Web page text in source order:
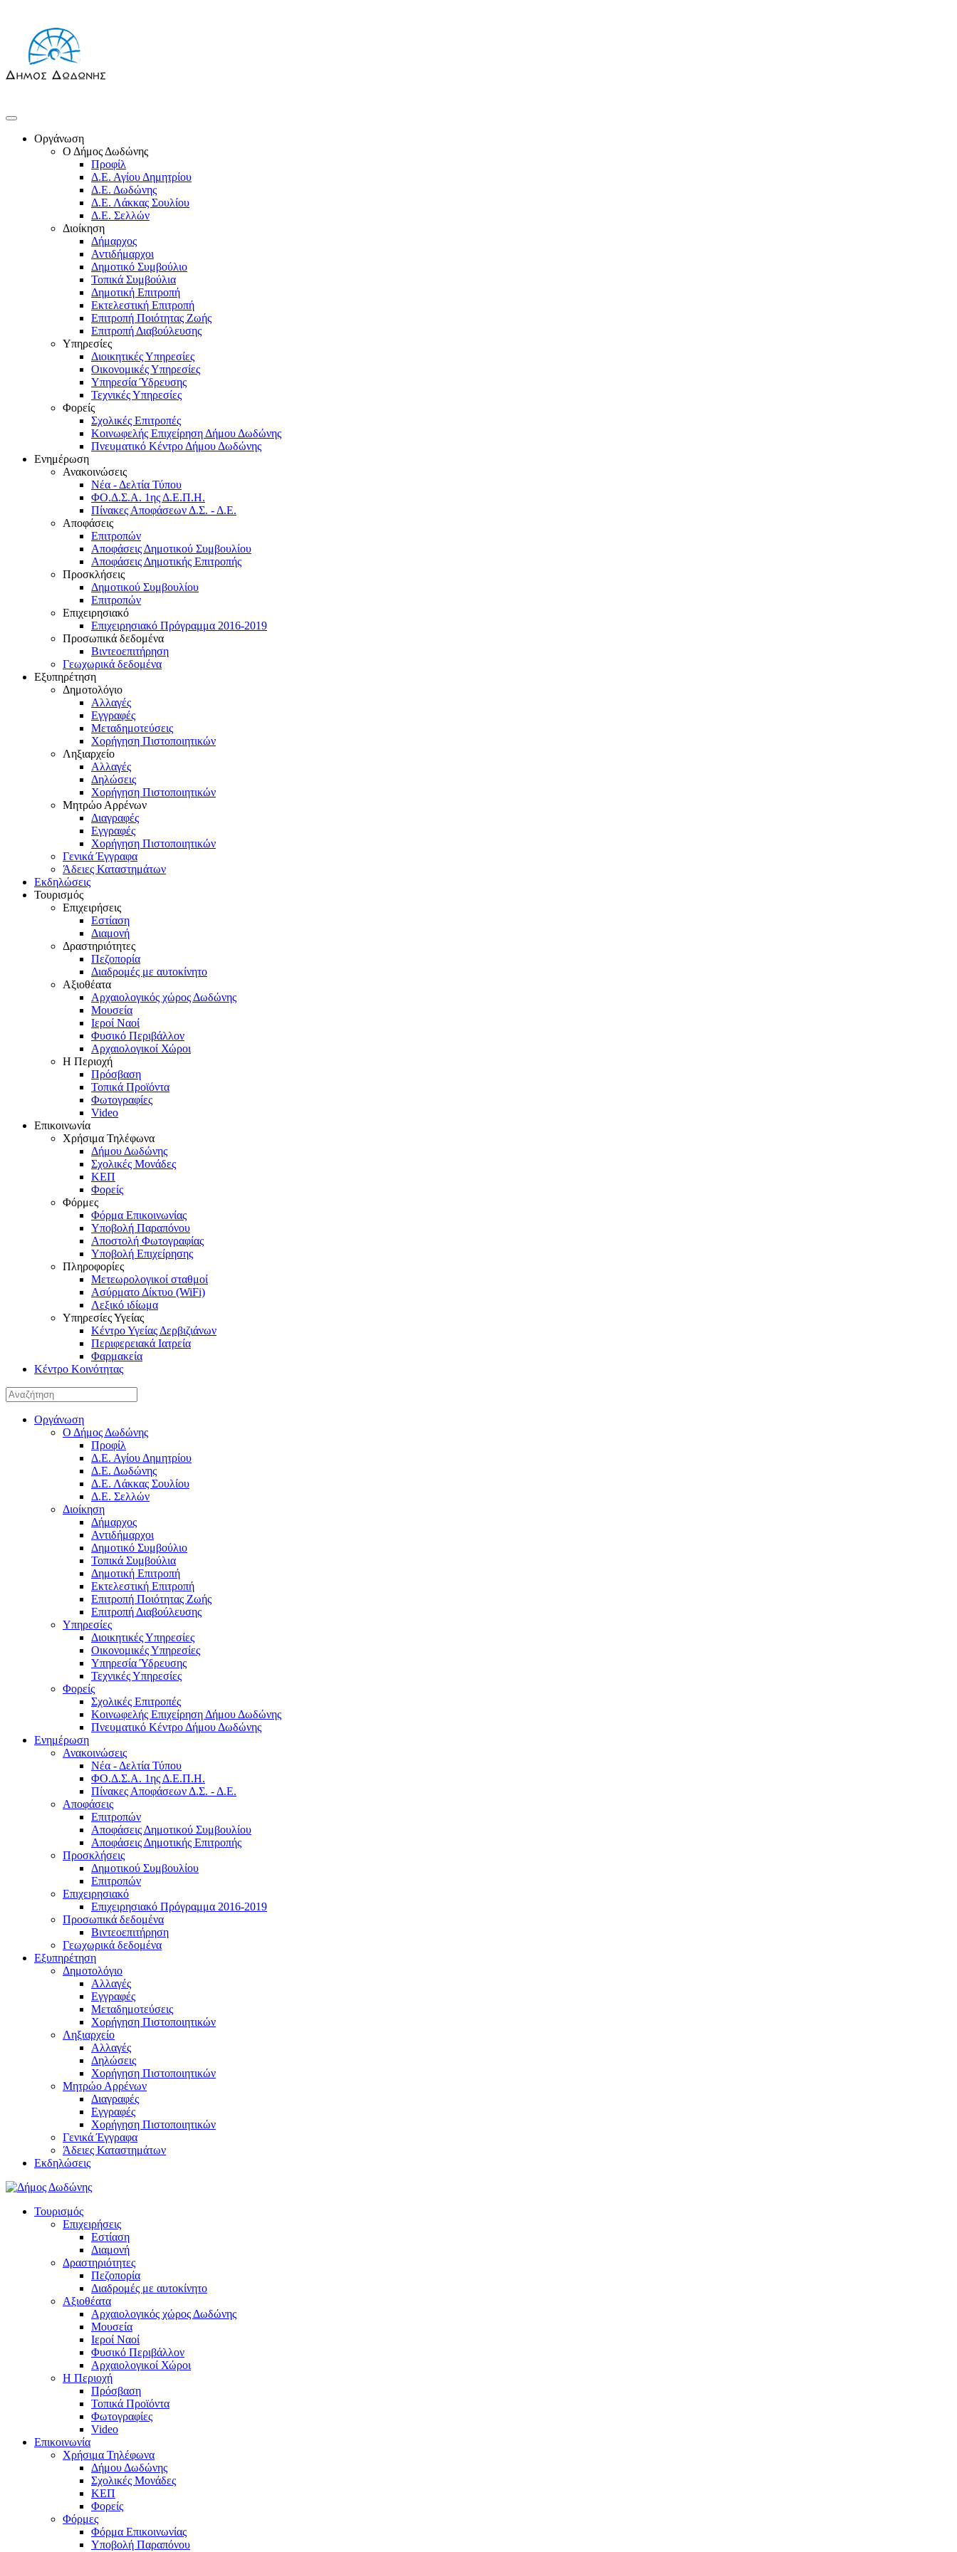
Οργάνωση
Ο Δήμος Δωδώνης
Προφίλ
Δ.Ε. Αγίου Δημητρίου
Δ.Ε. Δωδώνης
Δ.Ε. Λάκκας Σουλίου
Δ.Ε. Σελλών
Διοίκηση
Δήμαρχος
Αντιδήμαρχοι
Δημοτικό Συμβούλιο
Τοπικά Συμβούλια
Δημοτική Επιτροπή
Εκτελεστική Επιτροπή
Επιτροπή Ποιότητας Ζωής
Επιτροπή Διαβούλευσης
Υπηρεσίες
Διοικητικές Υπηρεσίες
Οικονομικές Υπηρεσίες
Υπηρεσία Ύδρευσης
Τεχνικές Υπηρεσίες
Φορείς
Σχολικές Επιτροπές
Κοινωφελής Επιχείρηση Δήμου Δωδώνης
Πνευματικό Κέντρο Δήμου Δωδώνης
Ενημέρωση
Ανακοινώσεις
Νέα - Δελτία Τύπου
ΦΟ.Δ.Σ.Α. 1ης Δ.Ε.Π.Η.
Πίνακες Αποφάσεων Δ.Σ. - Δ.Ε.
Αποφάσεις
Επιτροπών
Αποφάσεις Δημοτικού Συμβουλίου
Αποφάσεις Δημοτικής Επιτροπής
Προσκλήσεις
Δημοτικού Συμβουλίου
Επιτροπών
Επιχειρησιακό
Επιχειρησιακό Πρόγραμμα 2016-2019
Προσωπικά δεδομένα
Βιντεοεπιτήρηση
Γεωχωρικά δεδομένα
Εξυπηρέτηση
Δημοτολόγιο
Αλλαγές
Εγγραφές
Μεταδημοτεύσεις
Χορήγηση Πιστοποιητικών
Ληξιαρχείο
Αλλαγές
Δηλώσεις
Χορήγηση Πιστοποιητικών
Μητρώο Αρρένων
Διαγραφές
Εγγραφές
Χορήγηση Πιστοποιητικών
Γενικά Έγγραφα
Άδειες Καταστημάτων
Εκδηλώσεις
Τουρισμός
Επιχειρήσεις
Εστίαση
Διαμονή
Δραστηριότητες
Πεζοπορία
Διαδρομές με αυτοκίνητο
Αξιοθέατα
Αρχαιολογικός χώρος Δωδώνης
Μουσεία
Ιεροί Ναοί
Φυσικό Περιβάλλον
Αρχαιολογικοί Χώροι
Η Περιοχή
Πρόσβαση
Τοπικά Προϊόντα
Φωτογραφίες
Video
Επικοινωνία
Χρήσιμα Τηλέφωνα
Δήμου Δωδώνης
Σχολικές Μονάδες
ΚΕΠ
Φορείς
Φόρμες
Φόρμα Επικοινωνίας
Υποβολή Παραπόνου
Αποστολή Φωτογραφίας
Υποβολή Επιχείρησης
Πληροφορίες
Μετεωρολογικοί σταθμοί
Ασύρματο Δίκτυο (WiFi)
Λεξικό ιδίωμα
Υπηρεσίες Υγείας
Κέντρο Υγείας Δερβιζιάνων
Περιφερειακά Ιατρεία
Φαρμακεία
Κέντρο Κοινότητας
Οργάνωση
Ο Δήμος Δωδώνης
Προφίλ
Δ.Ε. Αγίου Δημητρίου
Δ.Ε. Δωδώνης
Δ.Ε. Λάκκας Σουλίου
Δ.Ε. Σελλών
Διοίκηση
Δήμαρχος
Αντιδήμαρχοι
Δημοτικό Συμβούλιο
Τοπικά Συμβούλια
Δημοτική Επιτροπή
Εκτελεστική Επιτροπή
Επιτροπή Ποιότητας Ζωής
Επιτροπή Διαβούλευσης
Υπηρεσίες
Διοικητικές Υπηρεσίες
Οικονομικές Υπηρεσίες
Υπηρεσία Ύδρευσης
Τεχνικές Υπηρεσίες
Φορείς
Σχολικές Επιτροπές
Κοινωφελής Επιχείρηση Δήμου Δωδώνης
Πνευματικό Κέντρο Δήμου Δωδώνης
Ενημέρωση
Ανακοινώσεις
Νέα - Δελτία Τύπου
ΦΟ.Δ.Σ.Α. 1ης Δ.Ε.Π.Η.
Πίνακες Αποφάσεων Δ.Σ. - Δ.Ε.
Αποφάσεις
Επιτροπών
Αποφάσεις Δημοτικού Συμβουλίου
Αποφάσεις Δημοτικής Επιτροπής
Προσκλήσεις
Δημοτικού Συμβουλίου
Επιτροπών
Επιχειρησιακό
Επιχειρησιακό Πρόγραμμα 2016-2019
Προσωπικά δεδομένα
Βιντεοεπιτήρηση
Γεωχωρικά δεδομένα
Εξυπηρέτηση
Δημοτολόγιο
Αλλαγές
Εγγραφές
Μεταδημοτεύσεις
Χορήγηση Πιστοποιητικών
Ληξιαρχείο
Αλλαγές
Δηλώσεις
Χορήγηση Πιστοποιητικών
Μητρώο Αρρένων
Διαγραφές
Εγγραφές
Χορήγηση Πιστοποιητικών
Γενικά Έγγραφα
Άδειες Καταστημάτων
Εκδηλώσεις
Τουρισμός
Επιχειρήσεις
Εστίαση
Διαμονή
Δραστηριότητες
Πεζοπορία
Διαδρομές με αυτοκίνητο
Αξιοθέατα
Αρχαιολογικός χώρος Δωδώνης
Μουσεία
Ιεροί Ναοί
Φυσικό Περιβάλλον
Αρχαιολογικοί Χώροι
Η Περιοχή
Πρόσβαση
Τοπικά Προϊόντα
Φωτογραφίες
Video
Επικοινωνία
Χρήσιμα Τηλέφωνα
Δήμου Δωδώνης
Σχολικές Μονάδες
ΚΕΠ
Φορείς
Φόρμες
Φόρμα Επικοινωνίας
Υποβολή Παραπόνου